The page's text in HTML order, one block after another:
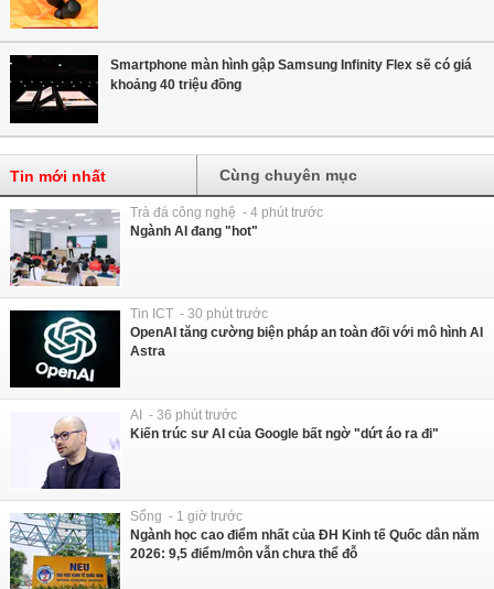
Smartphone màn hình gập Samsung Infinity Flex sẽ có giá
khoảng 40 triệu đồng
Tin mới nhất Cùng chuyên mục
Trà đá công nghệ - 4 phút trước
Ngành AI đang "hot"
Tin ICT - 30 phút trước
OpenAI tăng cường biện pháp an toàn đối với mô hình AI
Astra
AI - 36 phút trước
Kiến trúc sư AI của Google bất ngờ "dứt áo ra đi"
Sống - 1 giờ trước
Ngành học cao điểm nhất của ĐH Kinh tế Quốc dân năm
2026: 9,5 điểm/môn vẫn chưa thể đỗ